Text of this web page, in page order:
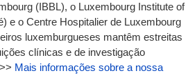
(IBBL), o Luxembourg Institute of
e o Centre Hospitalier de Luxembourg
luxemburgueses mantêm estreitas
clínicas e de investigação
Mais informações sobre a nossa